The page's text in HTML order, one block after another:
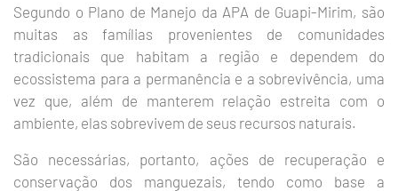
Segundo o Plano de Manejo da APA de Guapi-Mirim, são
muitas as famílias provenientes de comunidades
tradicionais que habitam a região e dependem do
ecossistema para a permanência e a sobrevivência, uma
vez que, além de manterem relação estreita com o
ambiente, elas sobrevivem de seus recursos naturais.
São necessárias, portanto, ações de recuperação e
conservação dos manguezais, tendo como base a